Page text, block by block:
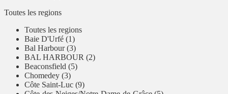
Toutes les regions
Toutes les regions
Baie D'Urfé (1)
Bal Harbour (3)
BAL HARBOUR (2)
Beaconsfield (5)
Chomedey (3)
Côte Saint-Luc (9)